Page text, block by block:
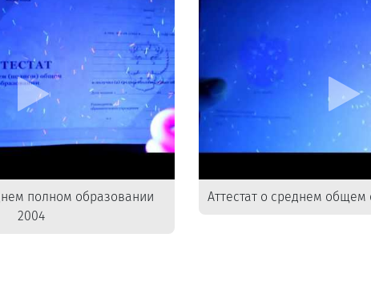
полном образовании
2004
Аттестат о среднем общем